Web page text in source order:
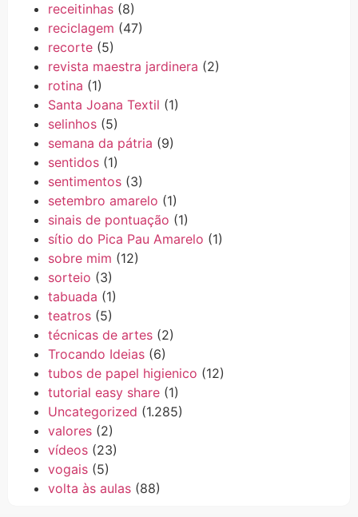
receitinhas (8)
reciclagem (47)
recorte (5)
revista maestra jardinera (2)
rotina (1)
Santa Joana Textil (1)
selinhos (5)
semana da pátria (9)
sentidos (1)
sentimentos (3)
setembro amarelo (1)
sinais de pontuação (1)
sítio do Pica Pau Amarelo (1)
sobre mim (12)
sorteio (3)
tabuada (1)
teatros (5)
técnicas de artes (2)
Trocando Ideias (6)
tubos de papel higienico (12)
tutorial easy share (1)
Uncategorized (1.285)
valores (2)
vídeos (23)
vogais (5)
volta às aulas (88)